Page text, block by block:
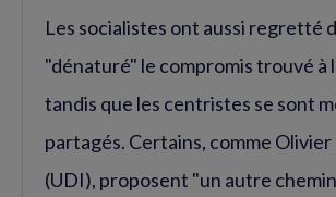
Les socialistes ont aussi regretté
"dénaturé" le compromis trouvé à
tandis que les centristes se sont
partagés. Certains, comme
(UDI), proposent "un autre